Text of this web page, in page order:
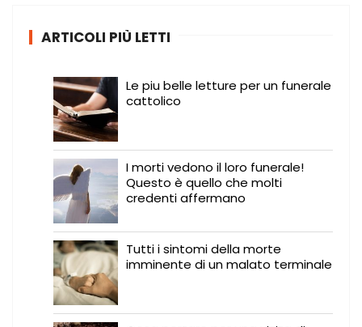
ARTICOLI PIÙ LETTI
Le piu belle letture per un funerale
cattolico
I morti vedono il loro funerale!
Questo è quello che molti
credenti affermano
Tutti i sintomi della morte
imminente di un malato terminale